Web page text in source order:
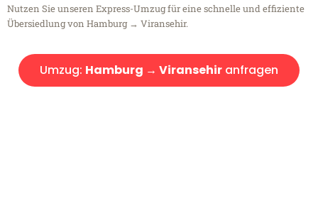
Nutzen Sie unseren Express-Umzug für eine schnelle und effiziente
Übersiedlung von Hamburg → Viransehir.
Umzug: Hamburg → Viransehir anfragen